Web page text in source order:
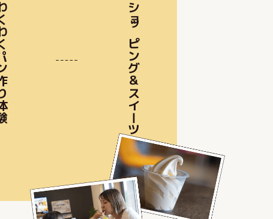
り体験 ショッピング＆スイーツタイム